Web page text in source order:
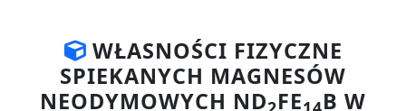
WŁASNOŚCI FIZYCZNE
SPIEKANYCH MAGNESÓW
NEODYMOWYCH ND FE B W